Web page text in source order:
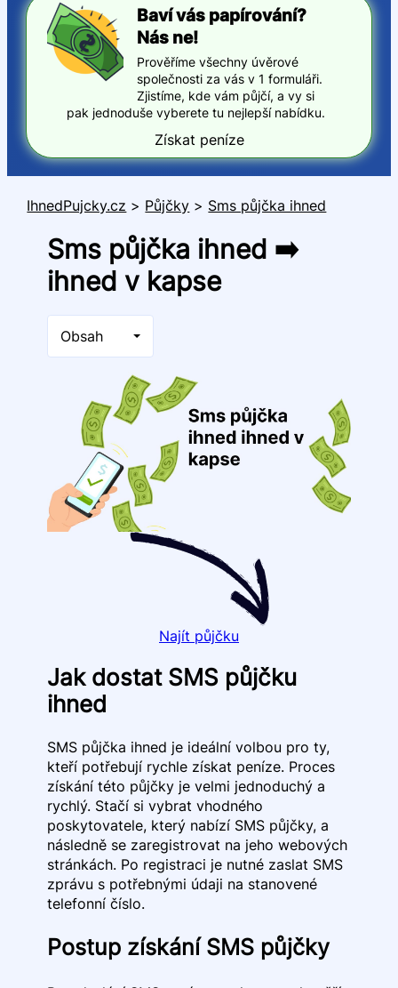
Baví vás papírování?
Nás ne!
Prověříme všechny úvěrové
společnosti za vás v 1 formuláři.
Zjistíme, kde vám půjčí, a vy si
pak jednoduše vyberete tu nejlepší nabídku.
Získat peníze
IhnedPujcky.cz > Půjčky > Sms půjčka ihned
Sms půjčka ihned ➡️
ihned v kapse
Obsah
Najít půjčku
Jak dostat SMS půjčku
ihned
SMS půjčka ihned je ideální volbou pro ty,
kteří potřebují rychle získat peníze. Proces
získání této půjčky je velmi jednoduchý a
rychlý. Stačí si vybrat vhodného
poskytovatele, který nabízí SMS půjčky, a
následně se zaregistrovat na jeho webových
stránkách. Po registraci je nutné zaslat SMS
zprávu s potřebnými údaji na stanovené
telefonní číslo.
Postup získání SMS půjčky